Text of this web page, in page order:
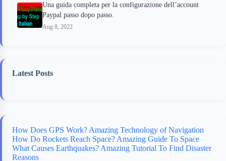
Una guida completa per la configurazione dell’account
Paypal passo dopo passo.
Aug 8, 2022
Latest Posts
How Does GPS Work? Amazing Technology of Navigation
How Do Rockets Reach Space? Amazing Guide To Space
What Causes Earthquakes? Amazing Tutorial To Find Disaster
Reasons